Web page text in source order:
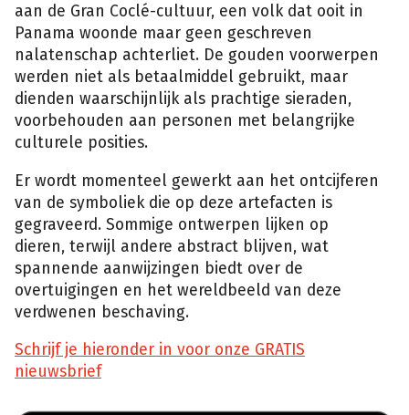
aan de Gran Coclé-cultuur, een volk dat ooit in
Panama woonde maar geen geschreven
nalatenschap achterliet. De gouden voorwerpen
werden niet als betaalmiddel gebruikt, maar
dienden waarschijnlijk als prachtige sieraden,
voorbehouden aan personen met belangrijke
culturele posities.
Er wordt momenteel gewerkt aan het ontcijferen
van de symboliek die op deze artefacten is
gegraveerd. Sommige ontwerpen lijken op
dieren, terwijl andere abstract blijven, wat
spannende aanwijzingen biedt over de
overtuigingen en het wereldbeeld van deze
verdwenen beschaving.
Schrijf je hieronder in voor onze GRATIS
nieuwsbrief